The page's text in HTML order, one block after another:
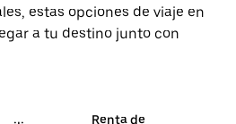
estas opciones de viaje en
a tu destino junto con
Renta de